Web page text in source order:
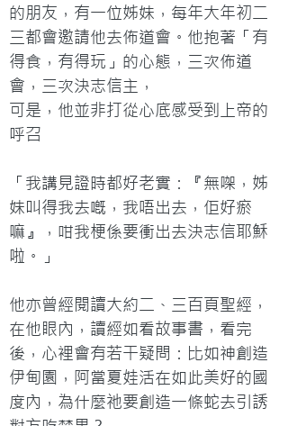
的朋友，有一位姊妹，每年大年初二
三都會邀請他去佈道會。他抱著「有
得食，有得玩」的心態，三次佈道
會，三次決志信主，
可是，他並非打從心底感受到上帝的
呼召
「我講見證時都好老實：『無㗎，姊
妹叫得我去嘅，我唔出去，佢好瘀
嘛』，咁我梗係要衝出去決志信耶穌
啦。」
他亦曾經閱讀大約二、三百頁聖經，
在他眼內，讀經如看故事書，看完
後，心裡會有若干疑問：比如神創造
伊甸園，阿當夏娃活在如此美好的國
度內，為什麼祂要創造一條蛇去引誘